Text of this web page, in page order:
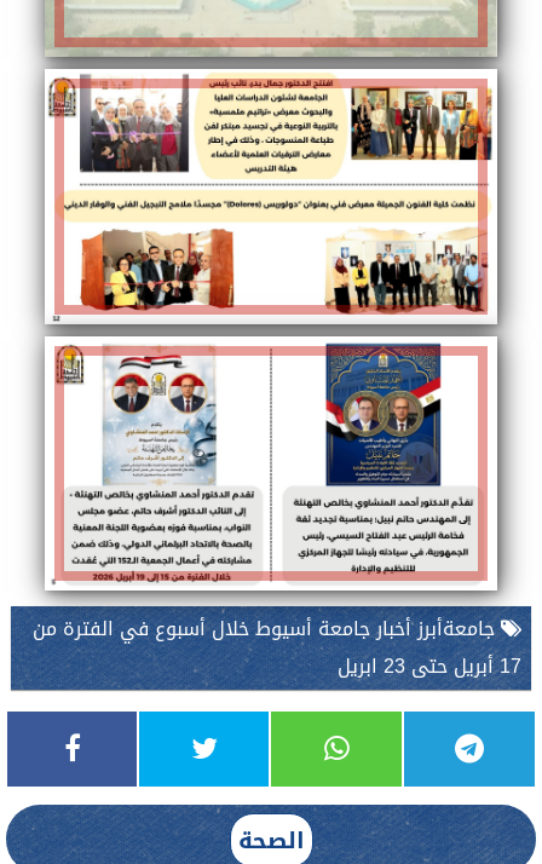
جامعةأبرز أخبار جامعة أسيوط خلال أسبوع في الفترة من
17 أبريل حتى 23 ابريل
الصحة